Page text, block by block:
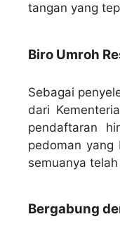
tangan yang
Biro Umroh
Sebagai
dari
pendaftaran
pedoman yang
semuanya
Bergabung